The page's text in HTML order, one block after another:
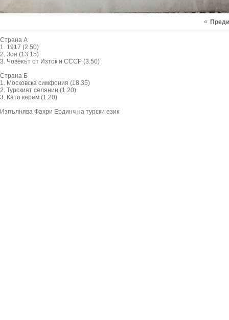
«
Страна А
1. 1917 (2.50)
2. Зоя (13.15)
3. Човекът от Изток и СССР (3.50)
Страна Б
1. Московска симфония (18.35)
2. Турският селянин (1.20)
3. Като керем (1.20)
Изпълнява Фахри Ердинч на турски език